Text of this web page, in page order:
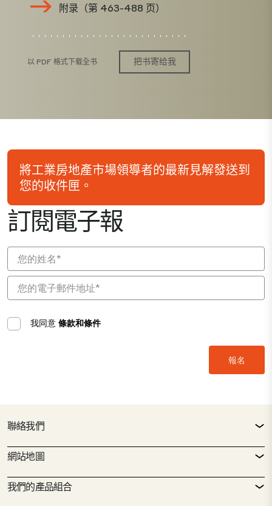
附录（第 463-488 页）
以 PDF 格式下载全书 把书寄给我
訂閱電子報
我同意 條款和條件
將工業房地產市場領導者的最新見解發送到
您的收件匣。
聯絡我們
聯絡方式
服務台
網站地圖
房地產搜尋
我們的產品組合